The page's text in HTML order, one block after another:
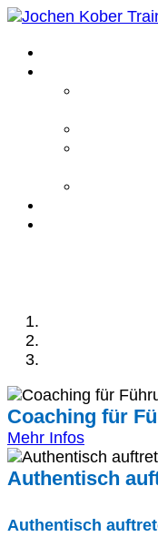
Coaching für
Mehr Infos
Authentisch
Authentisch